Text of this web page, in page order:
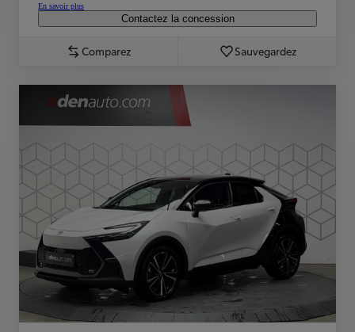
En savoir plus
Contactez la concession
Comparez Sauvegardez